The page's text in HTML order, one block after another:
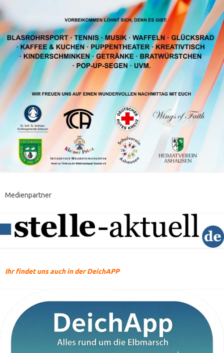
Medienpartner
Ihr findet uns auch in der DeichAPP